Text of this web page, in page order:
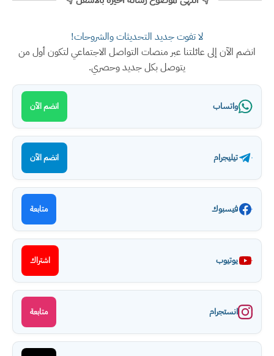
لا تفوت جديد التحديثات والشروحات!
انضم الآن إلى عائلتنا عبر منصات التواصل الاجتماعي لتكون أول من
يتوصل بكل جديد وحصري.
واتساب انضم الآن
تيليجرام انضم الآن
فيسبوك متابعة
يوتيوب اشتراك
انستجرام متابعة